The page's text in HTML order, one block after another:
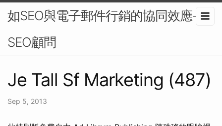
如SEO與電子郵件行銷的協同效應-
SEO顧問
Je Tall Sf Marketing (487)
Sep 5, 2013